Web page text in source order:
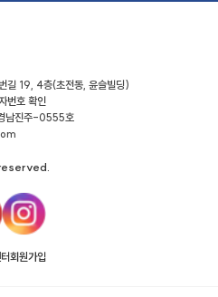
길 19, 4층(초전동, 윤슬빌딩)
번호 확인
남진주-0555호
회원가입